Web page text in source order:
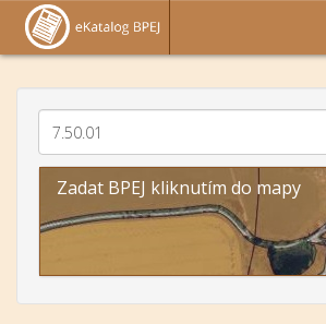
Zadat BPEJ kliknutím do mapy